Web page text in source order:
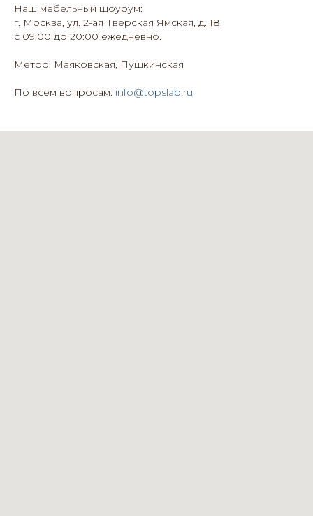
Наш мебельный шоурум:
г. Москва, ул. 2-ая Тверская Ямская, д. 18.
с 09:00 до 20:00 ежедневно.
Метро: Маяковская, Пушкинская
По всем вопросам: info@topslab.ru